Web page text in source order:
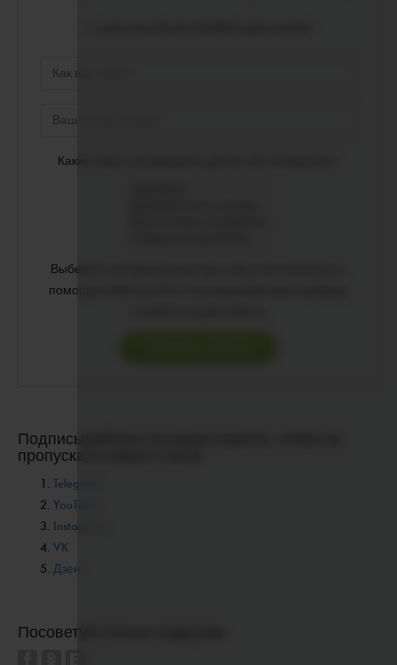
Какие темы, касающиеся детей, вас интересуют:
Выберите интересующую вас тему или несколько с
помощью Shift или Ctrl, и мы пришлём вам подборку
Подписывайтесь на наши соцсети, чтобы не
пропускать новые статьи
Telegram
YouTube
Instagram
VK
Дзен
Посоветуй статью подругам